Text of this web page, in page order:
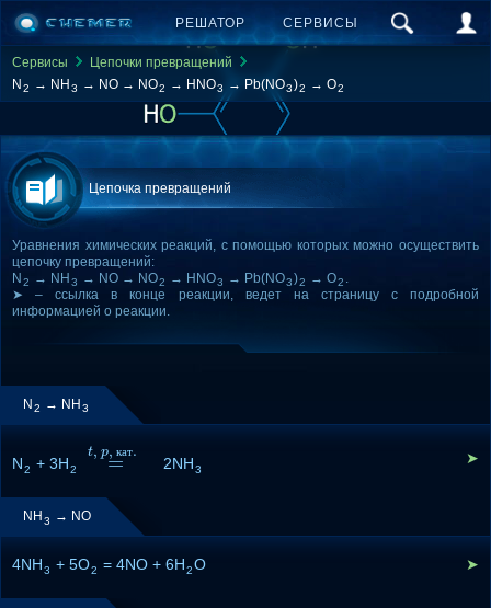
РЕШАТОР СЕРВИСЫ
Сервисы
Цепочки превращений
N 2 → NH 3 → NO → NO2 → HNO3 → Pb(NO3)2 → O2
Цепочка превращений
Уравнения химических реакций, с помощью которых можно осуществить
цепочку превращений:
N 2 → NH 3 → NO → NO2 → HNO3 → Pb(NO3)2 → O2 .
➤ – ссылка в конце реакции, ведет на страницу с подробной
информацией о реакции.
N 2 → NH 3
N2 + 3H2 =
t,p,кат.
t, p, 2NH3
➤
NH 3 → NO
4NH3 + 5O2 = 4NO + 6H2O ➤